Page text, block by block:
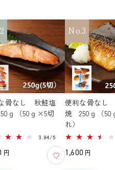
骨なし 秋鮭塩
ｇ（50ｇ×5切
3.84/551
ビ
ュ
ー
円
No.3
便利な骨なし
焼 250ｇ（50
れ）
通
1,600 円